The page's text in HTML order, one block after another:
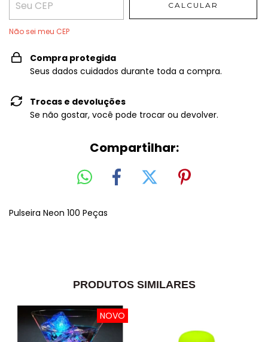
CALCULAR
Não sei meu CEP
Compra protegida
Seus dados cuidados durante toda a compra.
Trocas e devoluções
Se não gostar, você pode trocar ou devolver.
Compartilhar:
Pulseira Neon 100 Peças
PRODUTOS SIMILARES
NOVO